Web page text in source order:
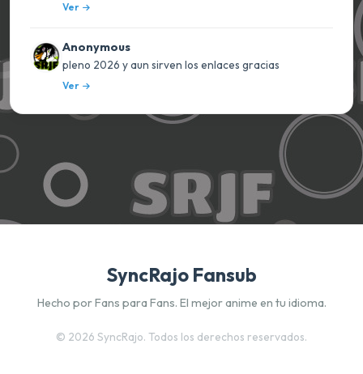
Ver
Anonymous
pleno 2026 y aun sirven los enlaces gracias
Ver
SyncRajo Fansub
Hecho por Fans para Fans. El mejor anime en tu idioma.
© 2026 SyncRajo. Todos los derechos reservados.